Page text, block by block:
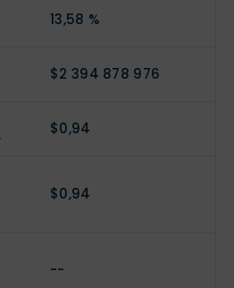
13,58 %
$2 394 878 976
$0,94
$0,94
--